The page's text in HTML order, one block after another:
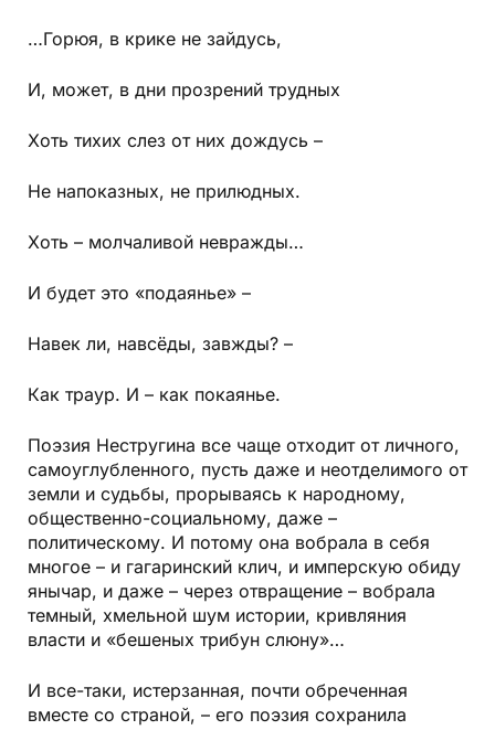
…Горюя, в крике не зайдусь,
И, может, в дни прозрений трудных
Хоть тихих слез от них дождусь –
Не напоказных, не прилюдных.
Хоть – молчаливой невражды…
И будет это «подаянье» –
Навек ли, навсёды, завжды? –
Как траур. И – как покаянье.
Поэзия Нестругина все чаще отходит от личного,
самоуглубленного, пусть даже и неотделимого от
земли и судьбы, прорываясь к народному,
общественно-социальному, даже –
политическому. И потому она вобрала в себя
многое – и гагаринский клич, и имперскую обиду
янычар, и даже – через отвращение – вобрала
темный, хмельной шум истории, кривляния
власти и «бешеных трибун слюну»…
И все-таки, истерзанная, почти обреченная
вместе со страной, – его поэзия сохранила